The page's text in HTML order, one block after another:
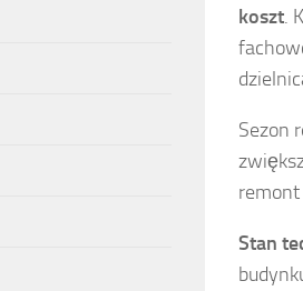
koszt.
Sezon
remont
Stan